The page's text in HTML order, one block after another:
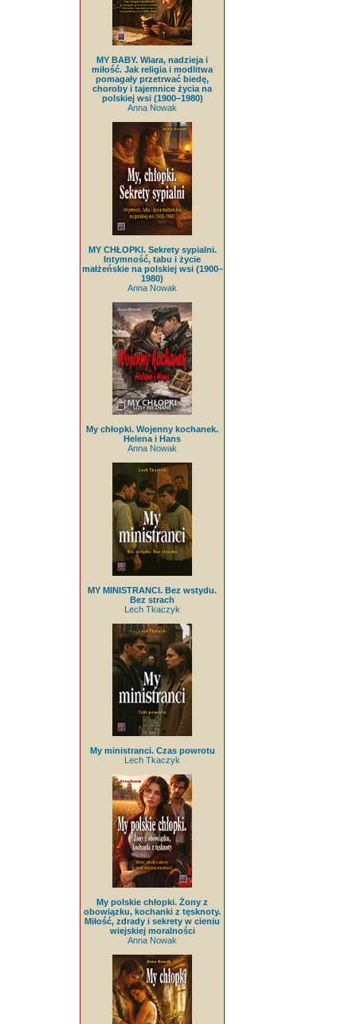
MY BABY. Wiara, nadzieja i
miłość. Jak religia i modlitwa
pomagały przetrwać biedę,
choroby i tajemnice życia na
polskiej wsi (1900–1980)
Anna Nowak
MY CHŁOPKI. Sekrety sypialni.
Intymność, tabu i życie
małżeńskie na polskiej wsi (1900–
1980)
Anna Nowak
My chłopki. Wojenny kochanek.
Helena i Hans
Anna Nowak
MY MINISTRANCI. Bez wstydu.
Bez strach
Lech Tkaczyk
My ministranci. Czas powrotu
Lech Tkaczyk
My polskie chłopki. Żony z
obowiązku, kochanki z tęsknoty.
Miłość, zdrady i sekrety w cieniu
wiejskiej moralności
Anna Nowak